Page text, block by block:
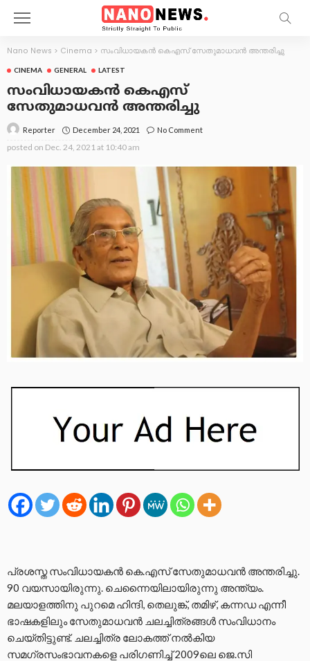
Nano News > Cinema > സംവിധായകൻ കെഎസ് സേതുമാധവൻ അന്തരിച്ചു
CINEMA GENERAL LATEST
സംവിധായകൻ കെഎസ്
സേതുമാധവൻ അന്തരിച്ചു
Reporter December 24, 2021 No Comment
posted on Dec. 24, 2021 at 10:40 am
പ്രശസ്ത സംവിധായകന്‍ കെ.എസ് സേതുമാധവന്‍ അന്തരിച്ചു.
90 വയസായിരുന്നു. ചെന്നൈയിലായിരുന്നു അന്ത്യം.
മലയാളത്തിനു പുറമെ ഹിന്ദി, തെലുങ്ക്, തമിഴ്, കന്നഡ എന്നീ
ഭാഷകളിലും സേതുമാധവൻ ചലച്ചിത്രങ്ങൾ സം‌വിധാനം
ചെയ്തിട്ടുണ്ട്. ചലച്ചിത്ര ലോകത്ത് നൽകിയ
സമഗ്രസംഭാവനകളെ പരിഗണിച്ച് 2009ലെ ജെ.സി